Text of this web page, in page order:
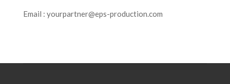
Email : yourpartner@eps-production.com